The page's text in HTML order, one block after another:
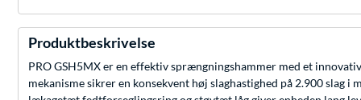
Produktbeskrivelse
PRO GSH5MX er en effektiv sprængningshammer med et
mekanisme sikrer en konsekvent høj slaghastighed på 2.900